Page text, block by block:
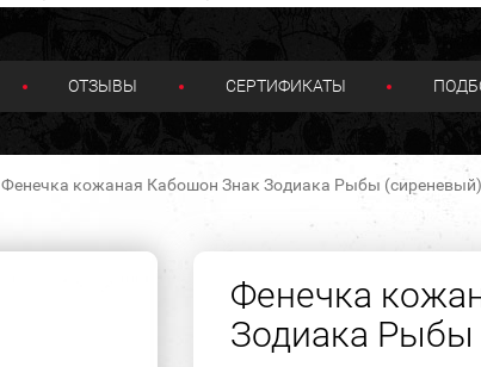
ОТЗЫВЫ СЕРТИФИКАТЫ
Фенечка кожаная Кабошон Знак Зодиака Рыбы (сиреневый)
Фенечка
Зодиака